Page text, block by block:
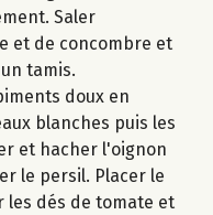
Saler
et de concombre et
tamis.
doux en
blanches puis les
et hacher l'oignon
le persil. Placer le
les dés de tomate et